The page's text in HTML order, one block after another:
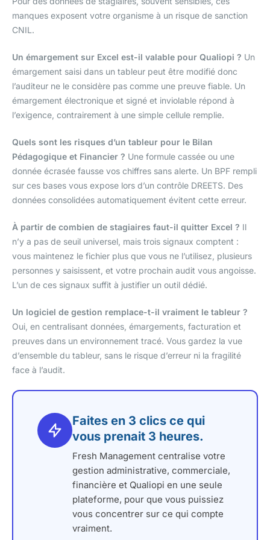
manques exposent votre organisme à un risque de sanction
CNIL.
Un émargement sur Excel est-il valable pour Qualiopi ? Un
émargement saisi dans un tableur peut être modifié donc
l’auditeur ne le considère pas comme une preuve fiable. Un
émargement électronique et signé et inviolable répond à
l’exigence, contrairement à une simple cellule remplie.
Quels sont les risques d’un tableur pour le Bilan
Pédagogique et Financier ? Une formule cassée ou une
donnée écrasée fausse vos chiffres sans alerte. Un BPF rempli
sur ces bases vous expose lors d’un contrôle DREETS. Des
données consolidées automatiquement évitent cette erreur.
À partir de combien de stagiaires faut-il quitter Excel ? Il
n’y a pas de seuil universel, mais trois signaux comptent :
vous maintenez le fichier plus que vous ne l’utilisez, plusieurs
personnes y saisissent, et votre prochain audit vous angoisse.
L’un de ces signaux suffit à justifier un outil dédié.
Un logiciel de gestion remplace-t-il vraiment le tableur ?
Oui, en centralisant données, émargements, facturation et
preuves dans un environnement tracé. Vous gardez la vue
d’ensemble du tableur, sans le risque d’erreur ni la fragilité
face à l’audit.
Faites en 3 clics ce qui
vous prenait 3 heures.
Fresh Management centralise votre
gestion administrative, commerciale,
financière et Qualiopi en une seule
plateforme, pour que vous puissiez
vous concentrer sur ce qui compte
vraiment.